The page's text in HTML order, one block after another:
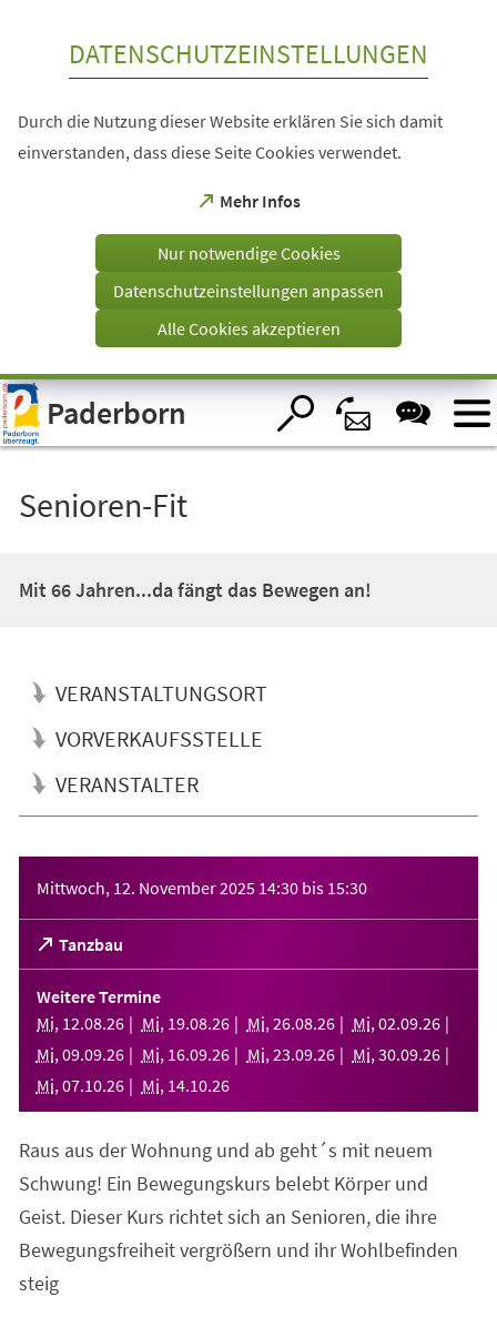
Visuelle
Assistenzsoftware
öffnen.
DATENSCHUTZEINSTELLUNGEN
Durch die Nutzung dieser Website erklären Sie sich damit
einverstanden, dass diese Seite Cookies verwendet.
Mehr Infos
(Öffnet
einem
Tab)
Nur notwendige Cookies
Datenschutzeinstellungen anpassen
Alle Cookies akzeptieren
Paderborn
Senioren-Fit
Mit 66 Jahren...da fängt das Bewegen an!
VERANSTALTUNGSORT
VORVERKAUFSSTELLE
VERANSTALTER
Mittwoch, 12. November 2025 14:30 bis 15:30
Tanzbau
(Öffnet
in
einem
neuen
Tab)
Weitere Termine
Mi, 12.08.26 Mi, 19.08.26 Mi, 26.08.26 Mi, 02.09.26
Mi, 09.09.26 Mi, 16.09.26 Mi, 23.09.26 Mi, 30.09.26
Mi, 07.10.26 Mi, 14.10.26
Raus aus der Wohnung und ab geht´s mit neuem
Schwung! Ein Bewegungskurs belebt Körper und
Geist. Dieser Kurs richtet sich an Senioren, die ihre
Bewegungsfreiheit vergrößern und ihr Wohlbefinden
steig